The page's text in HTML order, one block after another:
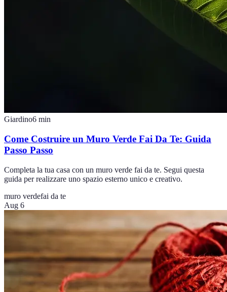
Giardino6 min
Come Costruire un Muro Verde Fai Da Te: Guida
Passo Passo
Completa la tua casa con un muro verde fai da te. Segui questa
guida per realizzare uno spazio esterno unico e creativo.
muro verdefai da te
Aug 6